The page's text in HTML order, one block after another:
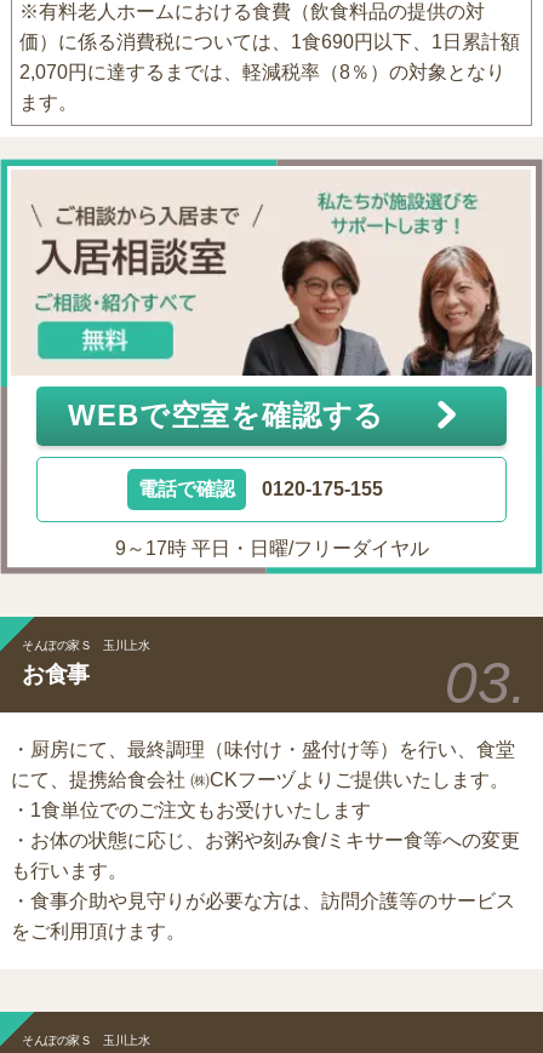
※有料老人ホームにおける食費（飲食料品の提供の対
価）に係る消費税については、1食690円以下、1日累計額
2,070円に達するまでは、軽減税率（8％）の対象となり
ます。
WEBで空室を確認する
電話で確認 0120-175-155
9～17時 平日・日曜/フリーダイヤル
そんぽの家Ｓ 玉川上水
お食事
・厨房にて、最終調理（味付け・盛付け等）を行い、食堂
にて、提携給食会社 ㈱CKフーヅよりご提供いたします。
・1食単位でのご注文もお受けいたします
・お体の状態に応じ、お粥や刻み食/ミキサー食等への変更
も行います。
・食事介助や見守りが必要な方は、訪問介護等のサービス
をご利用頂けます。
そんぽの家Ｓ 玉川上水